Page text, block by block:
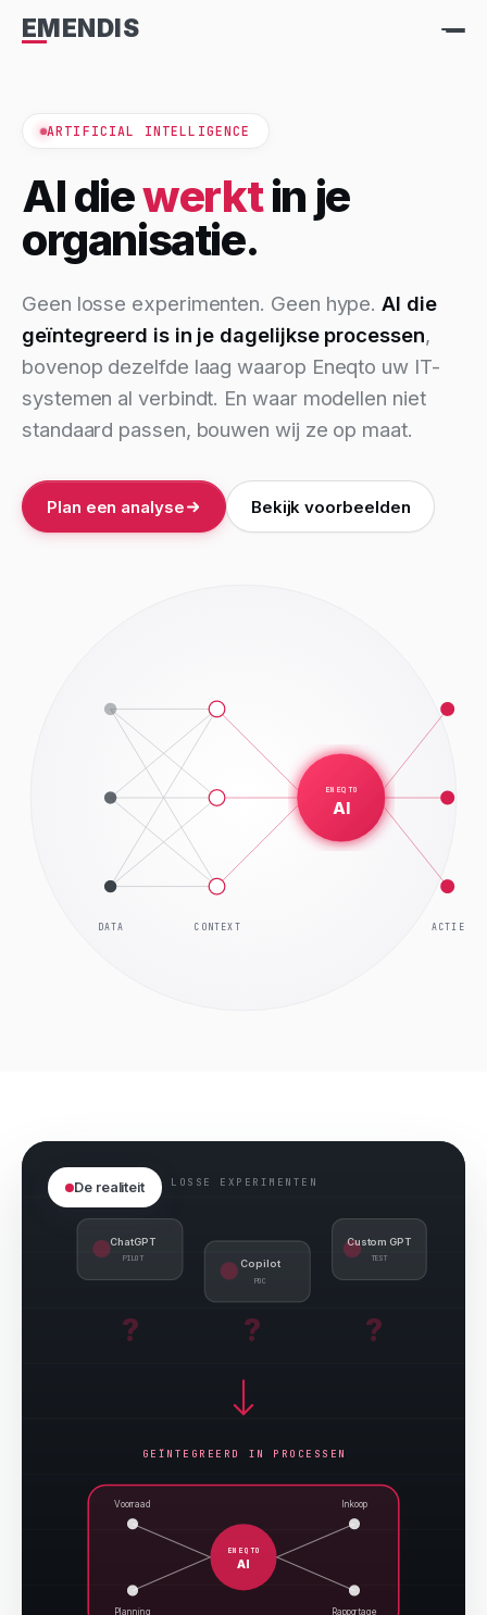
EMENDIS
ARTIFICIAL INTELLIGENCE
AI diewerktin je
organisatie.
Geen losse experimenten. Geen hype.AI die
geïntegreerd is in je dagelijkse processen,
bovenop dezelfde laag waarop Eneqto uw IT-
systemen al verbindt. En waar modellen niet
standaard passen, bouwen wij ze op maat.
Plan een analyse Bekijk voorbeelden
DATA CONTEXT
ENEQTO
AI
ACTIE
De realiteit LOSSE EXPERIMENTEN
ChatGPT
PILOT Copilot
POC
Custom GPT
TEST
? ? ?
GEÏNTEGREERD IN PROCESSEN
ENEQTO
AI
Voorraad
Planning
Inkoop
Rapportage